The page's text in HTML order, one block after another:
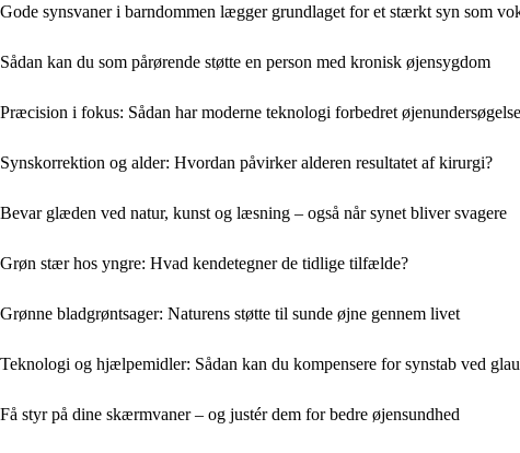
Gode synsvaner i barndommen lægger grundlaget for et stærkt syn som
Sådan kan du som pårørende støtte en person med kronisk øjensygdom
Præcision i fokus: Sådan har moderne teknologi forbedret
Synskorrektion og alder: Hvordan påvirker alderen resultatet af kirurgi?
Bevar glæden ved natur, kunst og læsning – også når synet bliver svagere
Grøn stær hos yngre: Hvad kendetegner de tidlige tilfælde?
Grønne bladgrøntsager: Naturens støtte til sunde øjne gennem livet
Teknologi og hjælpemidler: Sådan kan du kompensere for synstab ved
Få styr på dine skærmvaner – og justér dem for bedre øjensundhed